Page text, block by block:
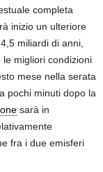
completa
inizio un ulteriore
miliardi di anni,
migliori condizioni
mese nella serata
pochi minuti dopo la
sarà in
fra i due emisferi